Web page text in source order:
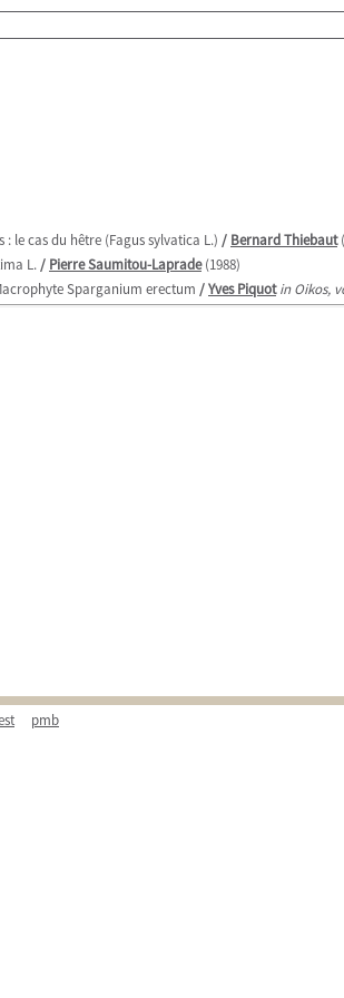
le cas du hêtre (Fagus sylvatica L.) / Bernard Thiebaut
L./ Pierre Saumitou-Laprade(1988)
Sparganium erectum /Yves Piquot in Oikos,
pmb